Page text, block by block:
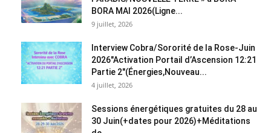
BORA MAI 2026(Ligne...
9 juillet, 2026
Interview Cobra/Sororité de la Rose-Juin
2026″Activation Portail d’Ascension 12:21
Partie 2″(Énergies,Nouveau...
4 juillet, 2026
Sessions énergétiques gratuites du 28 au
30 Juin(+dates pour 2026)+Méditations